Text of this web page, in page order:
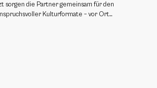
sorgen die Partner gemeinsam für den
Kulturformate – vor Ort…